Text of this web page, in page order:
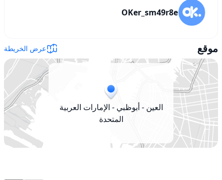
OKer_sm49r8e
موقع عرض الخريطة
العين - أبوظبي - الإمارات العربية
المتحدة